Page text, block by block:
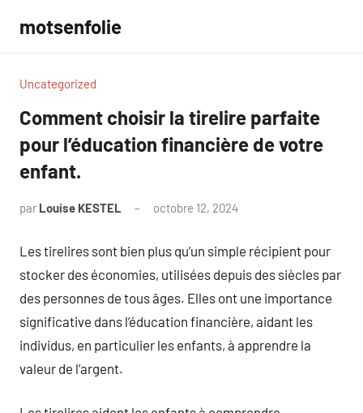
contenu
motsenfolie
Uncategorized
Comment choisir la tirelire parfaite
pour l’éducation financière de votre
enfant.
par Louise KESTEL octobre 12, 2024
Les tirelires sont bien plus qu’un simple récipient pour
stocker des économies, utilisées depuis des siècles par
des personnes de tous âges. Elles ont une importance
significative dans l’éducation financière, aidant les
individus, en particulier les enfants, à apprendre la
valeur de l’argent.